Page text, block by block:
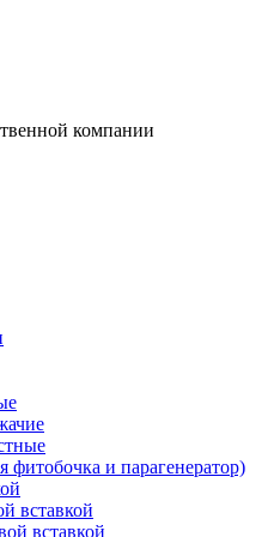
компании
фитобочка и парагенератор)
вставкой
вставкой